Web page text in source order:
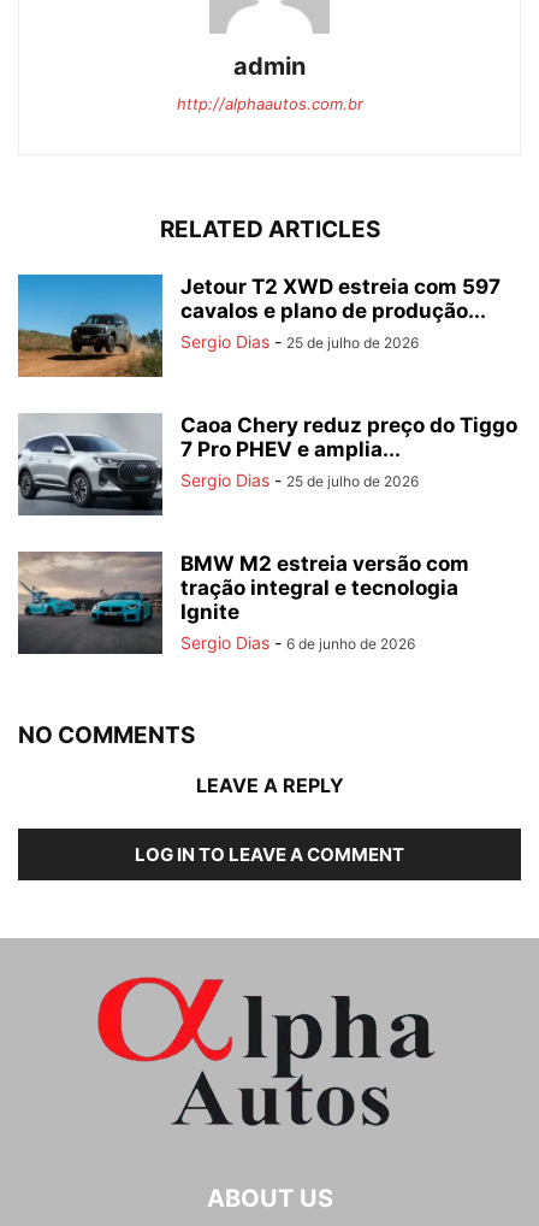
admin
http://alphaautos.com.br
RELATED ARTICLES
Jetour T2 XWD estreia com 597
cavalos e plano de produção...
Sergio Dias - 25 de julho de 2026
Caoa Chery reduz preço do Tiggo
7 Pro PHEV e amplia...
Sergio Dias - 25 de julho de 2026
BMW M2 estreia versão com
tração integral e tecnologia
Ignite
Sergio Dias - 6 de junho de 2026
NO COMMENTS
LEAVE A REPLY
LOG IN TO LEAVE A COMMENT
ABOUT US